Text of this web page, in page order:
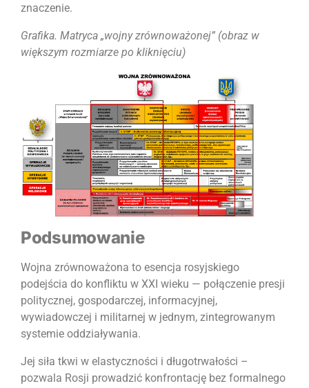
znaczenie.
Grafika. Matryca „wojny zrównoważonej” (obraz w
większym rozmiarze po kliknięciu)
Podsumowanie
Wojna zrównoważona to esencja rosyjskiego
podejścia do konfliktu w XXI wieku — połączenie presji
politycznej, gospodarczej, informacyjnej,
wywiadowczej i militarnej w jednym, zintegrowanym
systemie oddziaływania.
Jej siła tkwi w elastyczności i długotrwałości –
pozwala Rosji prowadzić konfrontację bez formalnego